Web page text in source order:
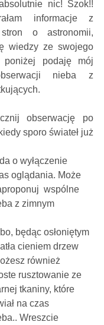
nic! Szok!!
informacje z
stron o astronomii,
wiedzy ze swojego
poniżej podaję mój
nieba z
obserwację po
sporo świateł już
o wyłączenie
oglądania. Może
wspólne
z zimnym
będąc osłoniętym
cieniem drzew
również
rusztowanie ze
tkaniny, które
na czas
Wreszcie